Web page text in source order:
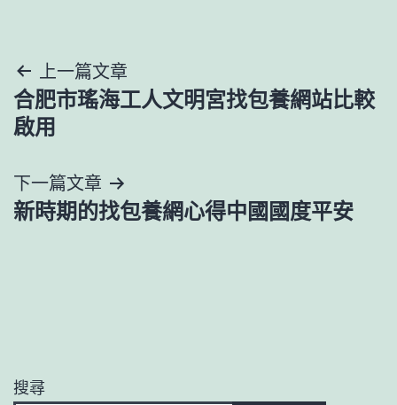
文
章
覽
上一篇文章
合肥市瑤海工人文明宮找包養網站比較
啟用
下一篇文章
新時期的找包養網心得中國國度平安
搜尋